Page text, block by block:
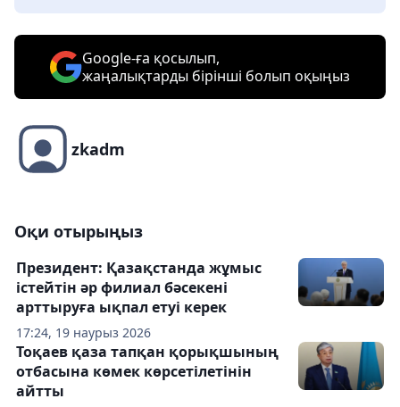
Google-ға қосылып,
жаңалықтарды бірінші болып оқыңыз
zkadm
Оқи отырыңыз
17:24, 19 наурыз 2026
Президент: Қазақстанда жұмыс
істейтін әр филиал бәсекені
арттыруға ықпал етуі керек
Тоқаев қаза тапқан қорықшының
отбасына көмек көрсетілетінін
айтты